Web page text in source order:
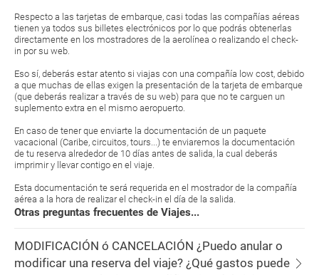
Respecto a las tarjetas de embarque, casi todas las compañías aéreas
tienen ya todos sus billetes electrónicos por lo que podrás obtenerlas
directamente en los mostradores de la aerolínea o realizando el check-
in por su web.
Eso sí, deberás estar atento si viajas con una compañía low cost, debido
a que muchas de ellas exigen la presentación de la tarjeta de embarque
(que deberás realizar a través de su web) para que no te carguen un
suplemento extra en el mismo aeropuerto.
En caso de tener que enviarte la documentación de un paquete
vacacional (Caribe, circuitos, tours...) te enviaremos la documentación
de tu reserva alrededor de 10 días antes de salida, la cual deberás
imprimir y llevar contigo en el viaje.
Esta documentación te será requerida en el mostrador de la compañía
aérea a la hora de realizar el check-in el día de la salida.
Otras preguntas frecuentes de Viajes...
MODIFICACIÓN ó CANCELACIÓN ¿Puedo anular o
modificar una reserva del viaje? ¿Qué gastos puede